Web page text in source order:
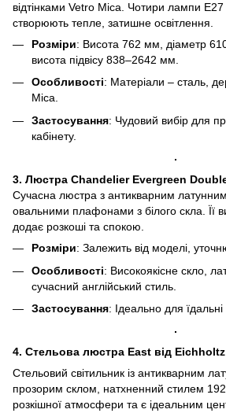
відтінками Vetro Mica. Чотири лампи
створюють тепле, затишне освітлення.
Розміри: Висота 762 мм, діаметр
висота підвісу 838–2642 мм.
Особливості: Матеріали – сталь,
Mica.
Застосування: Чудовий вибір для
кабінету.
3. Люстра Chandelier Evergreen
Сучасна люстра з антикварним
овальними плафонами з білого скла. Її
додає розкоші та спокою.
Розміри: Залежить від моделі,
Особливості: Високоякісне скло,
сучасний англійський стиль.
Застосування: Ідеально для їдальні
4. Стельова люстра East від Eichholtz
Стельовий світильник із антикварним
прозорим склом, натхненний стилем
розкішної атмосфери та є ідеальним